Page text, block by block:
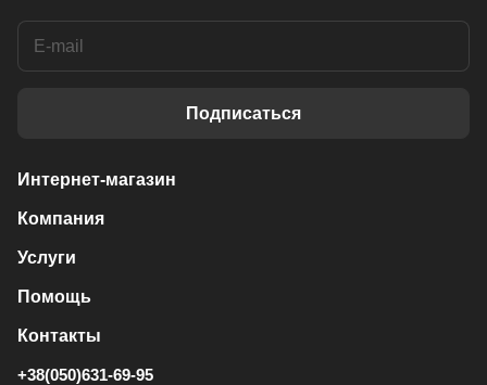
Подписаться
Интернет-магазин
Компания
Услуги
Помощь
Контакты
+38(050)631-69-95